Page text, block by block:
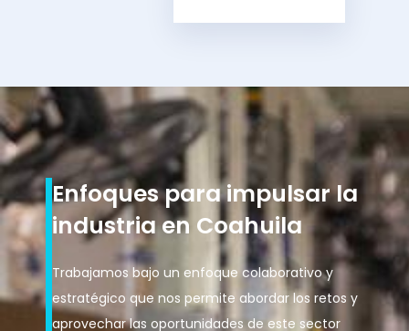
Enfoques para impulsar la
industria en Coahuila
Trabajamos bajo un enfoque colaborativo y
estratégico que nos permite abordar los retos y
aprovechar las oportunidades de este sector